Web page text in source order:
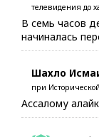
телевидения до
В семь часов
начиналась
Шахло
при
Ассалому